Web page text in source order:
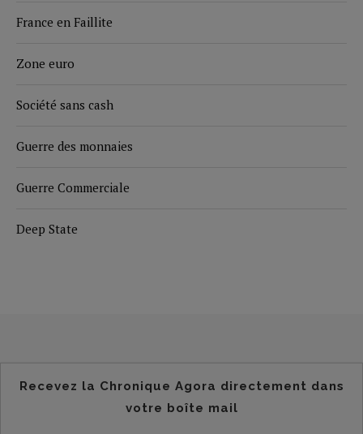
France en Faillite
Zone euro
Société sans cash
Guerre des monnaies
Guerre Commerciale
Deep State
Recevez la Chronique Agora directement dans
votre boîte mail